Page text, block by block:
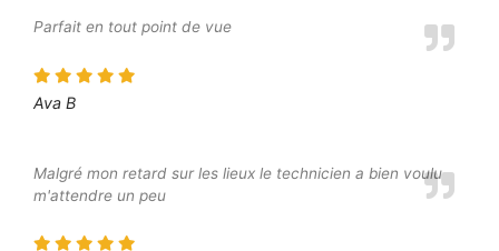
Parfait en tout point de vue
Ava B
Malgré mon retard sur les lieux le technicien a bien voulu
m'attendre un peu